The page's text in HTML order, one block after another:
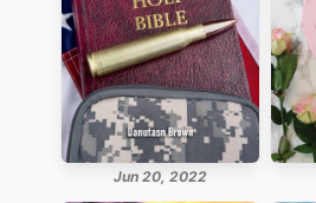
Jun 20, 2022